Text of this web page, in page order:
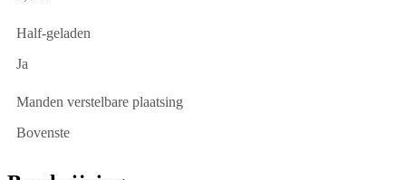
Half-geladen
Ja
Manden verstelbare plaatsing
Bovenste